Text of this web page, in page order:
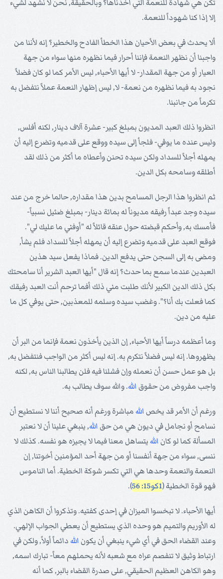
تكن هي شهادة للنعمة التي أخذناها؟ وبالحقيقة, نحن لا نشهد لشيء
إلا إذا كنا شهوداً للنعمة.
ألا يحدث في بعض الأحيان هذا الخطأ الفادح والخطير؟ إنه لأننا من
واجبنا أن نظهر النعمة فإننا أحرار فيما نظهره منها سواء من جهة
العيار أو من جهة المقدار- لا أيها الأحباء, ليس الأمر كما لو كان فضلاً
نجود به فيما نظهره من نعمة- لا, ليس إظهار النعمة عملاً نتفضل به
تكرماً من جانبنا.
انظروا ذلك العبد المديون بمبلغ كبير- عشرة آلاف دينار, لكنه أفلس,
وليس عنده ما يوفي- فلجأ إلى سيده ووقع على قدميه وتضرع إليه أن
يمهله أجلاً للسداد ولكن سيده تحنن وأعطاه ما أكثر من ذلك لقد
أطلقه وسامحه بكل الدين.
ثم انظروا هذا الرجل المسامح بدين هذا مقداره, حالما خرج من عند
سيده وجد عبداً رفيقه مديوناً له بمائة دينار- بمبلغ ضئيل نسبياً-
فأمسك به, وأحكم قبضته حول عنقه قائلاً له "أوفني ما عليك لي".
فوقع العبد على قدميه وتضرع إليه أن يمهله أجلاً للسداد فلم يشأ,
ومضى به إلى السجن حتى يدفع الدين. فماذا يفعل سيد هذين
العبدين عندما سمع بما حدث؟ إنه قال "أيها العبد الشرير أنا سامحتك
بكل ذلك الدين الكبير لأنك طلبت مني ذلك أفما ترحم أنت العبد رفيقك
كما فعلت بك أنا؟". وغضب سيده وسلمه للمعذبين, حتى يوفي كل ما
عليه من دين.
وما أعظمه درساً أيها الأحباء, إن الذين يأخذون نعمة فإنما من البر أن
يظهروها. إنه ليس فضلاً نتكرم به. إنه ليس أكثر من الواجب فنتفضل به,
بل هو عمل حسن أن نعمله وإن فشلنا فيه فلن يطالبنا الناس به, لكنه
واجب مفروض من حقوق الله. والله سوف يطالب به.
ورغم أن الأمر قد يخص الله مباشرة ورغم أنه صحيح أننا لا نستطيع أن
نسامح أو نجامل في ديون هي من حق الله, ينبغي علينا أن لا نعتبر
المسألة كما لو كان الله يتساهل معنا فيما لا يجيزه هو نفسه. كذلك لا
ننسى, سواء من جهة أنفسنا أو من جهة أحد المؤمنين أخوتنا, إن
النعمة والنعمة وحدها هي التي تكسر شوكة الخطية. أما الناموس
فهو قوة الخطية (1كو15: 56 ).
أيها الأحباء. لا تبخسوا الميزان في إحدى كفتيه. وتذكروا أن الكاهن الذي
له الأوريم والتميم هو وحده الذي يستطيع أن يعطي الجواب الإلهي.
وعند القضاء الحق في أي شيء ينبغي أن يكون الله دائماً أولاً, ولكن في
ارتباط وثيق لا تنفصم عراه مع شعبه لأنه يحملهم معاً- تبارك اسمه,
وهو الكاهن العظيم الحقيقي, على صدرة القضاء بالبر, كما أنه